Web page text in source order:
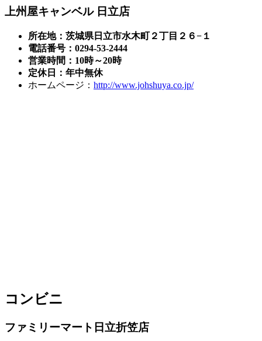
上州屋キャンベル 日立店
所在地：茨城県日立市水木町２丁目２６−１
電話番号：0294-53-2444
営業時間：10時～20時
定休日：年中無休
ホームページ： http://www.johshuya.co.jp/
コンビニ
ファミリーマート日立折笠店